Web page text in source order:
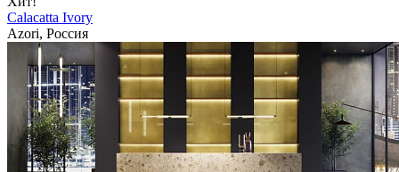
Calacatta Ivory
Azori, Россия